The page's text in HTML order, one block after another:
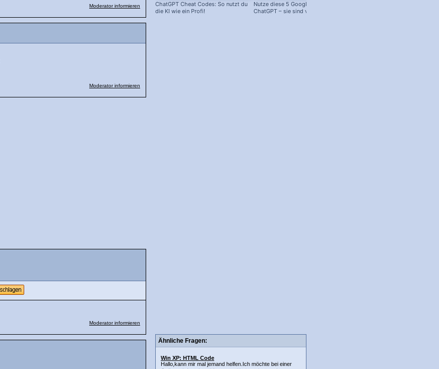
Moderator informieren
Moderator informieren
Moderator informieren
ChatGPT Cheat Codes: So nutzt du
die KI wie ein Profi!
Nutze diese 5 Google Tools statt
ChatGPT – sie sind viel besser!
Ähnliche Fragen:
Win XP: HTML Code
Hallo,kann mir mal jemand helfen.Ich möchte bei einer